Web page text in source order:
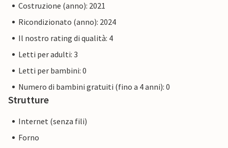
Costruzione (anno): 2021
Ricondizionato (anno): 2024
Il nostro rating di qualità: 4
Letti per adulti: 3
Letti per bambini: 0
Numero di bambini gratuiti (fino a 4 anni): 0
Strutture
Internet (senza fili)
Forno